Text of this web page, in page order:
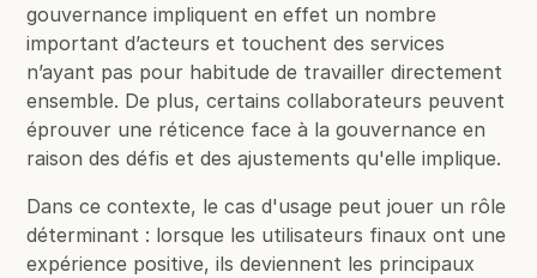
gouvernance impliquent en effet un nombre
important d’acteurs et touchent des services
n’ayant pas pour habitude de travailler directement
ensemble. De plus, certains collaborateurs peuvent
éprouver une réticence face à la gouvernance en
raison des défis et des ajustements qu'elle implique.
Dans ce contexte, le cas d'usage peut jouer un rôle
déterminant : lorsque les utilisateurs finaux ont une
expérience positive, ils deviennent les principaux